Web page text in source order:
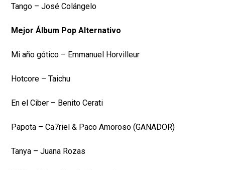
Tango – José Colángelo
Mejor Álbum Pop Alternativo
Mi año gótico – Emmanuel Horvilleur
Hotcore – Taichu
En el Ciber – Benito Cerati
Papota – Ca7riel & Paco Amoroso (GANADOR)
Tanya – Juana Rozas